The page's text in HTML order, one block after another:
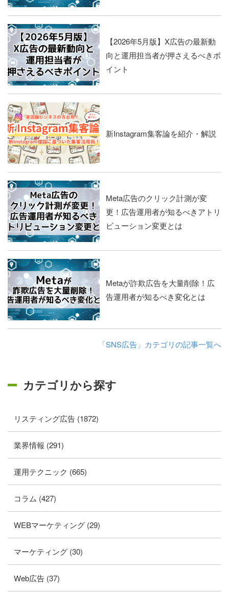
【2026年5月版】X広告の最新動
向と運用担当者が押さえるべきポ
イント
新Instagram集客論を紹介・解説
Meta広告のクリック計測が変
更！広告運用者が知るべきアトリ
ビューション変更とは
Metaが詐欺広告を大量削除！広
告運用者が知るべき変化とは
「SNS広告」カテゴリの記事一覧へ
カテゴリから探す
リスティング広告 (1872)
業界情報 (291)
運用テクニック (665)
コラム (427)
WEBマーケティング (29)
マーケティング (30)
Web広告 (37)